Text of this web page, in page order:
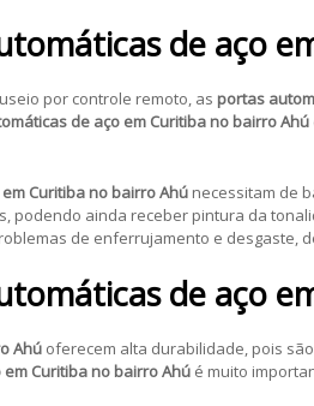
de aço
por controle remoto, as portas
de aço em Curitiba no bairro Ahú
Curitiba no bairro Ahú necessitam de
podendo ainda receber pintura da
de enferrujamento e desgaste,
de aço
Ahú oferecem alta durabilidade, pois
Curitiba no bairro Ahú é muito